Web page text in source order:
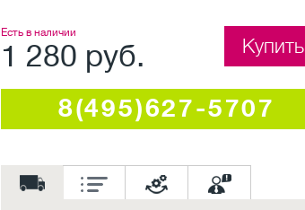
Есть в наличии
1 280 руб. Купить
8(495)627-5707